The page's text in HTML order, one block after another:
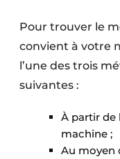
Pour trouver le
convient à votre
l’une des trois
suivantes :
À partir de
machine ;
Au moyen